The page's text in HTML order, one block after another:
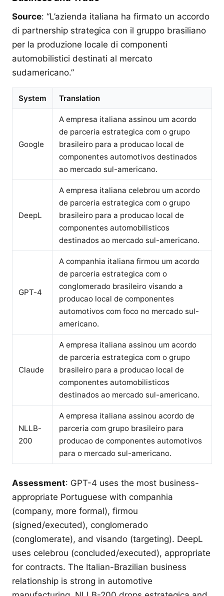
Source: “L’azienda italiana ha firmato un accordo
di partnership strategica con il gruppo brasiliano
per la produzione locale di componenti
automobilistici destinati al mercato
sudamericano.”
System Translation
Google
A empresa italiana assinou um acordo
de parceria estrategica com o grupo
brasileiro para a producao local de
componentes automotivos destinados
ao mercado sul-americano.
DeepL
A empresa italiana celebrou um acordo
de parceria estrategica com o grupo
brasileiro para a producao local de
componentes automobilisticos
destinados ao mercado sul-americano.
GPT-4
A companhia italiana firmou um acordo
de parceria estrategica com o
conglomerado brasileiro visando a
producao local de componentes
automotivos com foco no mercado sul-
americano.
Claude
A empresa italiana assinou um acordo
de parceria estrategica com o grupo
brasileiro para a producao local de
componentes automobilisticos
destinados ao mercado sul-americano.
NLLB-
200
A empresa italiana assinou acordo de
parceria com grupo brasileiro para
producao de componentes automotivos
para o mercado sul-americano.
Assessment: GPT-4 uses the most business-
appropriate Portuguese with companhia
(company, more formal), firmou
(signed/executed), conglomerado
(conglomerate), and visando (targeting). DeepL
uses celebrou (concluded/executed), appropriate
for contracts. The Italian-Brazilian business
relationship is strong in automotive